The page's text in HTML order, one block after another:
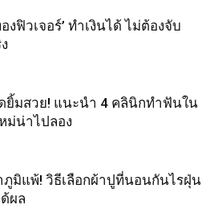
องฟิวเจอร์’ ทำเงินได้ ไม่ต้องจับ
ยิ้มสวย! แนะนำ 4 คลินิกทำฟันใน
ม่น่าไปลอง
ภูมิแพ้! วิธีเลือกผ้าปูที่นอนกันไรฝุ่น
ผล